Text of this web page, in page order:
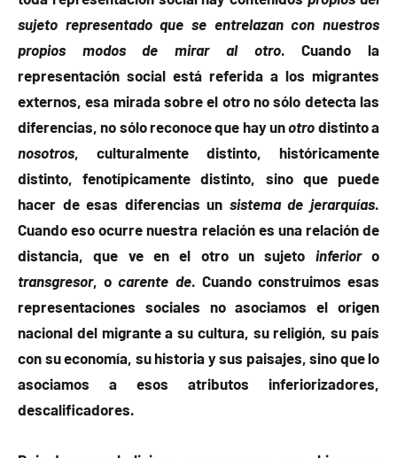
sujeto representado que se entrelazan con nuestros
propios modos de mirar al otro. Cuando la
representación social está referida a los migrantes
externos, esa mirada sobre el otro no sólo detecta las
diferencias, no sólo reconoce que hay unotro distinto a
nosotros , culturalmente distinto, históricamente
distinto, fenotípicamente distinto, sino que puede
hacer de esas diferencias un sistema de jerarquías.
Cuando eso ocurre nuestra relación es una relación de
distancia, que ve en el otro un sujeto inferioro
transgresor, ocarente de. Cuando construimos esas
representaciones sociales no asociamos el origen
nacional del migrante a su cultura, su religión, su país
con su economía, su historia y sus paisajes, sino que lo
asociamos a esos atributos inferiorizadores,
descalificadores.